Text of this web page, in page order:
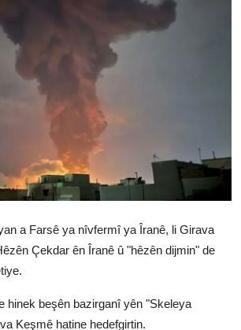
a Farsê ya nîvfermî ya Îranê, li Girava
Çekdar ên Îranê û "hêzên dijmin" de
hinek beşên bazirganî yên "Skeleya
Keşmê hatine hedefgirtin.